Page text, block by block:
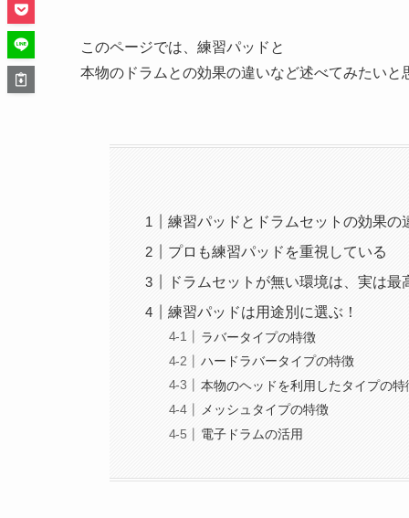
このページでは、練習パッドと
本物のドラムとの効果の違いなど述べてみたいと
練習パッドとドラムセットの効果の
プロも練習パッドを重視している
ドラムセットが無い環境は、実は最
練習パッドは用途別に選ぶ！
ラバータイプの特徴
ハードラバータイプの特徴
本物のヘッドを利用したタイプの特
メッシュタイプの特徴
電子ドラムの活用